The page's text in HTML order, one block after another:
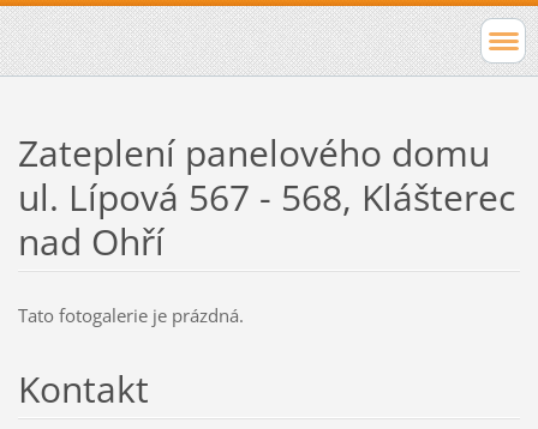
Zateplení panelového domu
ul. Lípová 567 - 568, Klášterec
nad Ohří
Tato fotogalerie je prázdná.
Kontakt